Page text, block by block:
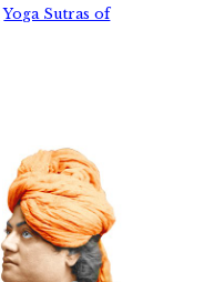
Yoga Sutras of